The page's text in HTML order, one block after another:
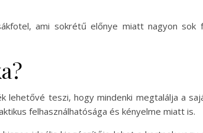
ami sokrétű előnye miatt nagyon
teszi, hogy mindenki megtalálja a
felhasználhatósága és kényelme miatt is.